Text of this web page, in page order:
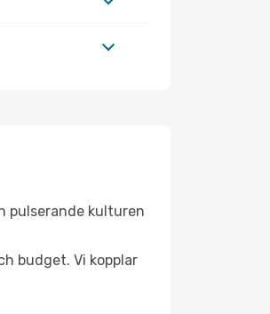
pulserande kulturen
budget. Vi kopplar